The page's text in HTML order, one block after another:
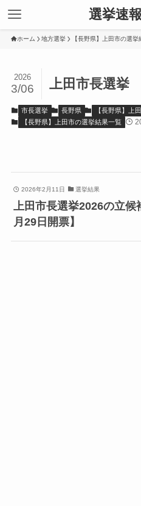
選挙速
ホーム 地方選挙 【長野県】上田市の選挙
上田市長選挙
2026
3/06
市長選挙 長野県
【長野県】上
【長野県】上田市の選挙結果一覧
2026年2月11日 選挙結果
上田市長選挙2026の立
月29日開票】